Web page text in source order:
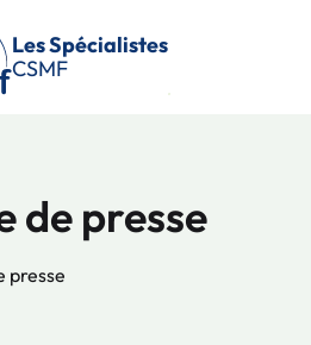
Les Spécialistes
CSMF
de presse
presse